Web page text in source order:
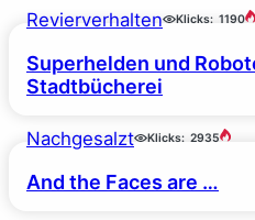
Revierverhalten Klicks: 1190
Superhelden und
Stadtbücherei
Nachgesalzt Klicks: 2935
And the Faces are …